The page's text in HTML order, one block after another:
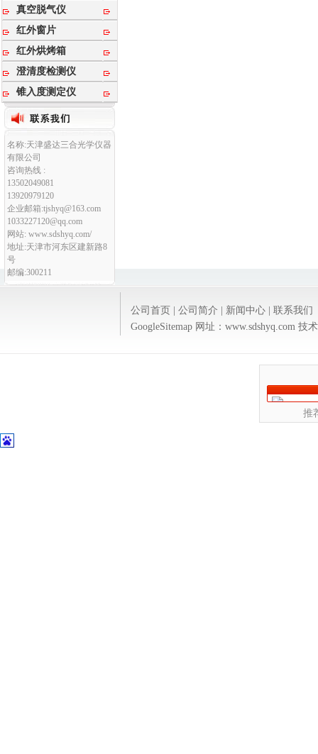
真空脱气仪
红外窗片
红外烘烤箱
澄清度检测仪
锥入度测定仪
名称:天津盛达三合光学仪器
有限公司
咨询热线 :
13502049081
13920979120
企业邮箱:tjshyq@163.com
1033227120@qq.com
网站: www.sdshyq.com/
地址:天津市河东区建新路8
号
邮编:300211
公司首页 公司简介 新闻中心
联系我们
GoogleSitemap 网址：www.sdshyq.com 技
推